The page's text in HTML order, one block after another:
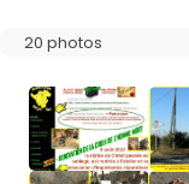
20 photos